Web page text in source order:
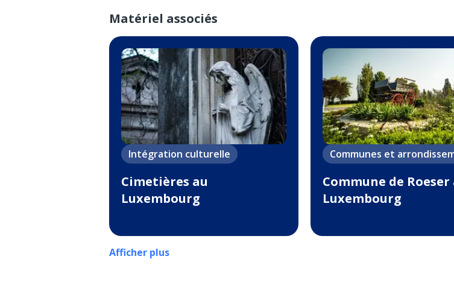
Matériel associés
Intégration culturelle
Cimetières au
Luxembourg
Communes et
Commune de Roeser
Luxembourg
Afficher plus